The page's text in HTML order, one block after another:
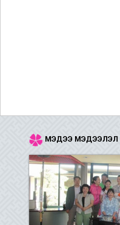
МЭДЭЭ МЭДЭЭЛЭЛ